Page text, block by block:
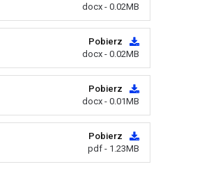
docx - 0.02MB
Pobierz
docx - 0.02MB
Pobierz
docx - 0.01MB
Pobierz
pdf - 1.23MB